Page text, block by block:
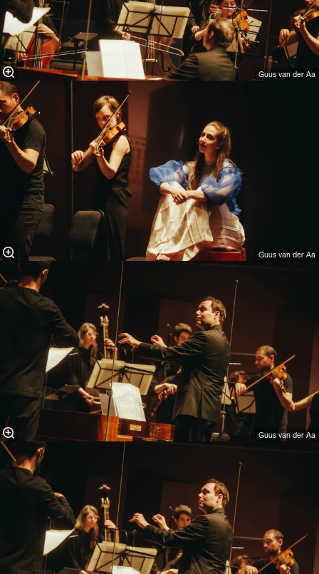
Guus van der Aa
Guus van der Aa
Guus van der Aa